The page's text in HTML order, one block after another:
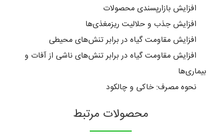
افزایش بازارپسندی محصولات
افزایش جذب و حلالیت ریزمغذی‌­ها
افزایش مقاومت گیاه در برابر تنش­‌های محیطی
افزایش مقاومت گیاه در برابر تنش­‌های ناشی از آفات و
بیماری‌­ها
نحوه مصرف: خاکی و چالکود
محصولات مرتبط